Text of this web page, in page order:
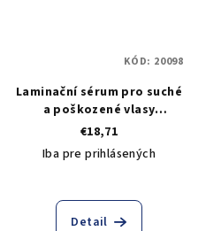
Laminační sérum pro suché
a poškozené vlasy
Togethair Natural Glossy
Sérum 100 ml
€18,71
Iba pre prihlásených
Detail
KÓD: 20098